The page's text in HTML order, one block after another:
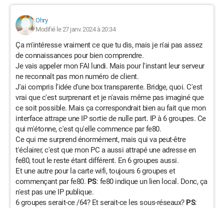
Ohry
Modifié le 27 janv. 2024 à 20:34
Ça m'intéresse vraiment ce que tu dis, mais je n'ai pas assez
de connaissances pour bien comprendre.
Je vais appeler mon FAI lundi. Mais pour l'instant leur serveur
ne reconnaît pas mon numéro de client.
J'ai compris l'idée d'une box transparente. Bridge, quoi. C'est
vrai que c'est surprenant et je n'avais même pas imaginé que
ce soit possible. Mais ça correspondrait bien au fait que mon
interface attrape une IP sortie de nulle part. IP à 6 groupes. Ce
qui m'étonne, c'est qu'elle commence par fe80.
Ce qui me surprend énormément, mais qui va peut-être
t'éclairer, c'est que mon PC a aussi attrapé une adresse en
fe80, tout le reste étant différent. En 6 groupes aussi.
Et une autre pour la carte wifi, toujours 6 groupes et
commençant par fe80. PS: fe80 indique un lien local. Donc, ça
n'est pas une IP publique.
6 groupes serait-ce /64? Et serait-ce les sous-réseaux? PS: